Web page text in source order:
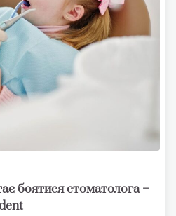
боятися стоматолога –